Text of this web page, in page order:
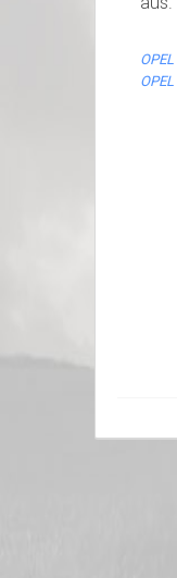
OPEL
OPEL